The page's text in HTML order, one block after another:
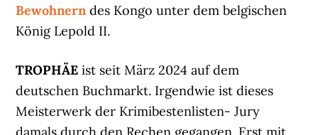
Bewohnerndes Kongo unter dem belgischen
König Lepold II.
TROPHÄE ist seit März 2024 auf dem
deutschen Buchmarkt. Irgendwie ist dieses
Meisterwerk der Krimibestenlisten- Jury
damals durch den Rechen gegangen. Erst mit